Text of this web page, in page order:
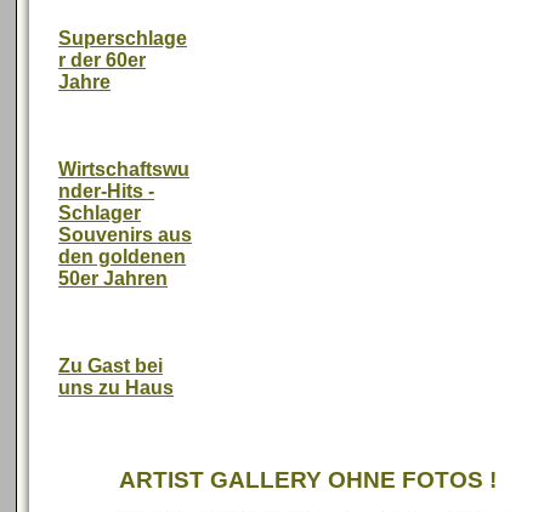
Superschlage
r der 60er
Jahre
Wirtschaftswu
nder-Hits -
Schlager
Souvenirs aus
den goldenen
50er Jahren
Zu Gast bei
uns zu Haus
ARTIST GALLERY OHNE FOTOS !